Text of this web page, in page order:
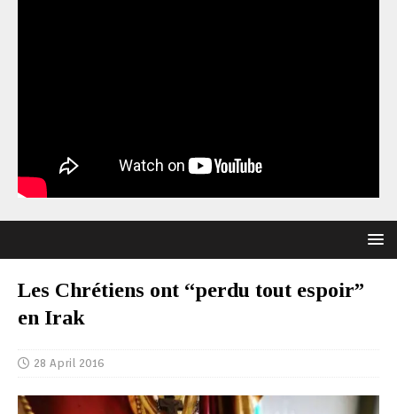
Les Chrétiens ont “perdu tout espoir”
en Irak
28 April 2016